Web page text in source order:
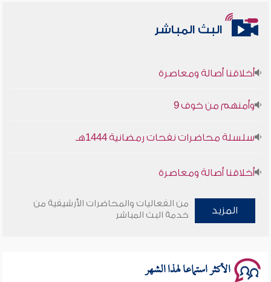
البث المباشر
أخلاقنا أصالة ومعاصرة
وأمنهم من خوف 9
أخلاقنا أصالة ومعاصرة
وأمنهم من خوف 9
المزيد
من الفعاليات والمحاضرات الأرشيفية من
خدمة البث المباشر
الأكثر استماعا لهذا الشهر